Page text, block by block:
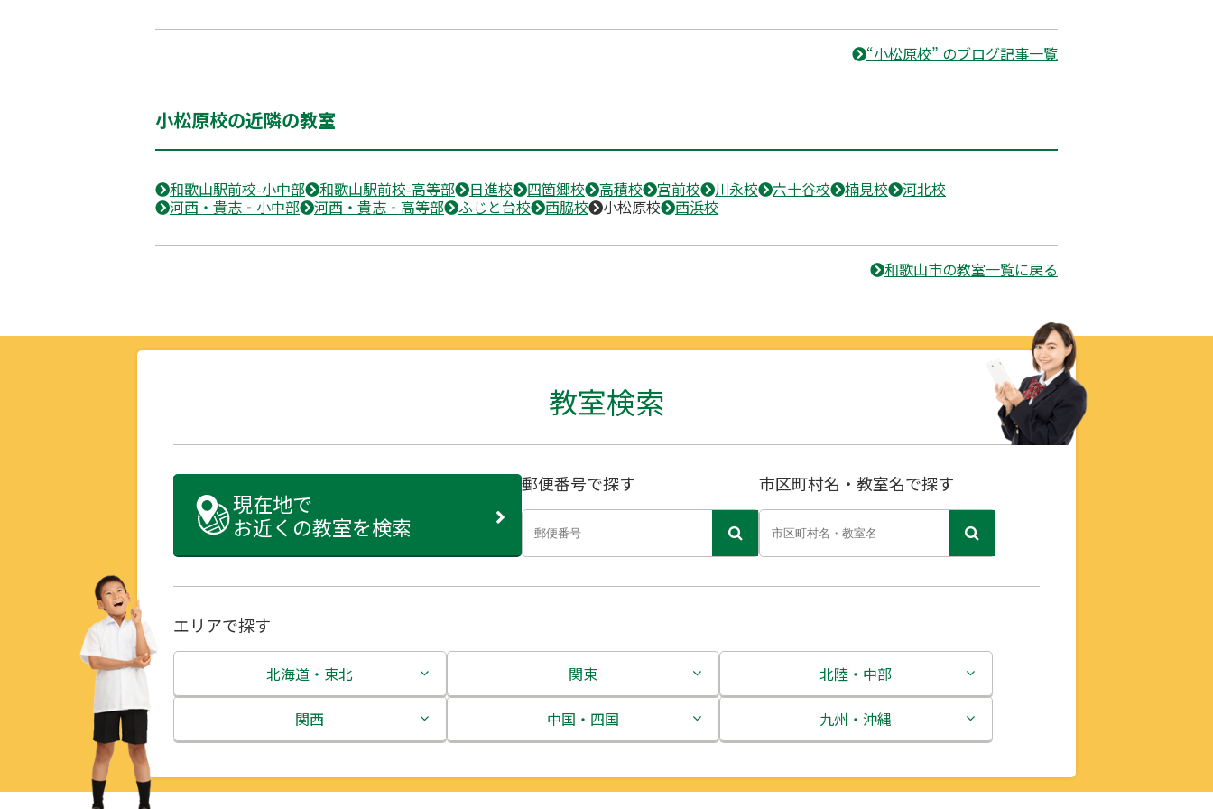
“小松原校” のブログ記事一覧
小松原校の近隣の教室
和歌山駅前校-小中部 和歌山駅前校-高等部 日進校 四箇郷校 高積校 宮前校 川永校 六十谷校 楠見校
河北校
河西・貴志‐小中部
河西・貴志‐高等部 ふじと台校 西脇校 小松原校 西浜校
和歌山市の教室一覧に戻る
教室検索
現在地で
お近くの教室を検索
郵便番号で探す 市区町村名・教室名で探す
エリアで探す
北海道・東北
北海道
関東
茨城県
北陸・中部
新潟県
関西
中国・四国
九州・沖縄